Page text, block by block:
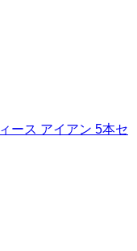
ース アイアン 5本セ